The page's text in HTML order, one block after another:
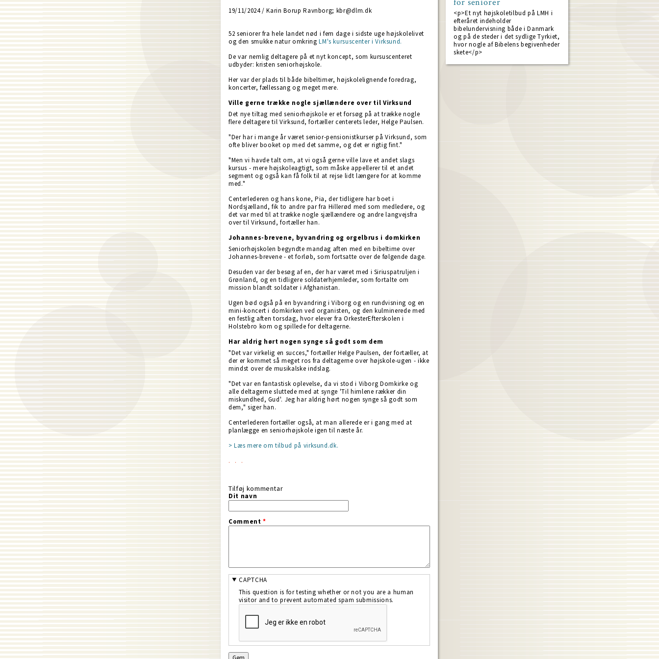
19/11/2024 / Karin Borup Ravnborg; kbr@dlm.dk
52 seniorer fra hele landet nød i fem dage i sidste uge højskolelivet
og den smukke natur omkringLM's kursuscenter i Virksund.
De var nemlig deltagere på et nyt koncept, som kursuscenteret
udbyder: kristen seniorhøjskole.
Her var der plads til både bibeltimer, højskolelignende foredrag,
koncerter, fællessang og meget mere.
Ville gerne trække nogle sjællændere over til Virksund
Det nye tiltag med seniorhøjskole er et forsøg på at trække nogle
flere deltagere til Virksund, fortæller centerets leder, Helge Paulsen.
"Der har i mange år været senior-pensionistkurser på Virksund, som
ofte bliver booket op med det samme, og det er rigtig fint."
"Men vi havde talt om, at vi også gerne ville lave et andet slags
kursus - mere højskoleagtigt, som måske appellerer til et andet
segment og også kan få folk til at rejse lidt længere for at komme
med."
Centerlederen og hans kone, Pia, der tidligere har boet i
Nordsjælland, fik to andre par fra Hillerød med som medledere, og
det var med til at trække nogle sjællændere og andre langvejsfra
over til Virksund, fortæller han.
Johannes-brevene, byvandring og orgelbrus i domkirken
Seniorhøjskolen begyndte mandag aften med en bibeltime over
Johannes-brevene - et forløb, som fortsatte over de følgende dage.
Desuden var der besøg af en, der har været med i Siriuspatruljen i
Grønland, og en tidligere soldaterhjemleder, som fortalte om
mission blandt soldater i Afghanistan.
Ugen bød også på en byvandring i Viborg og en rundvisning og en
mini-koncert i domkirken ved organisten, og den kulminerede med
en festlig aften torsdag, hvor elever fra OrkesterEfterskolen i
Holstebro kom og spillede for deltagerne.
Har aldrig hørt nogen synge så godt som dem
"Det var virkelig en succes," fortæller Helge Paulsen, der fortæller, at
der er kommet så meget ros fra deltagerne over højskole-ugen - ikke
mindst over de musikalske indslag.
"Det var en fantastisk oplevelse, da vi stod i Viborg Domkirke og
alle deltagerne sluttede med at synge 'Til himlene rækker din
miskundhed, Gud'. Jeg har aldrig hørt nogen synge så godt som
dem," siger han.
Centerlederen fortæller også, at man allerede er i gang med at
planlægge en seniorhøjskole igen til næste år.
> Læs mere om tilbud på virksund.dk.
Tilføj kommentar
Dit navn
Comment*
CAPTCHA
This question is for testing whether or not you are a human
visitor and to prevent automated spam submissions.
<p>Et nyt højskoletilbud på LMH i
efteråret indeholder
bibelundervisning både i Danmark
og på de steder i det sydlige Tyrkiet,
hvor nogle af Bibelens begivenheder
skete</p>